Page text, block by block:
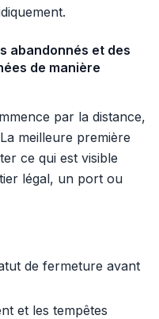
abandonnés et des
de manière
par la distance,
meilleure première
ce qui est visible
légal, un port ou
de fermeture avant
et les tempêtes